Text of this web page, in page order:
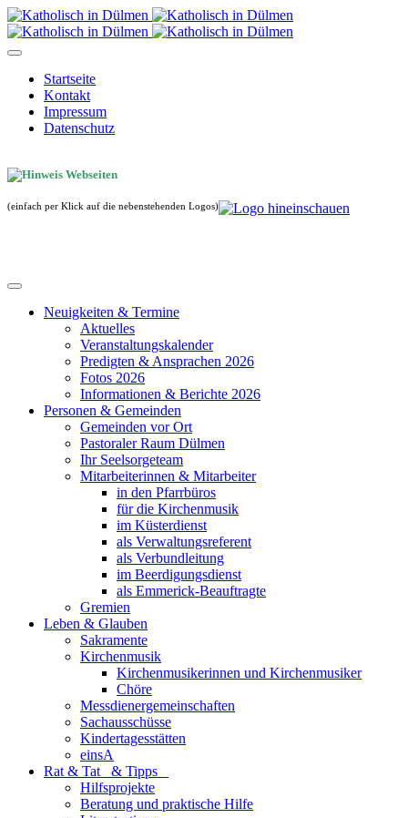
Startseite
Kontakt
Impressum
Datenschutz
(einfach per Klick auf die nebenstehenden Logos)
Neuigkeiten & Termine
Aktuelles
Veranstaltungskalender
Predigten & Ansprachen 2026
Fotos 2026
Informationen & Berichte 2026
Personen & Gemeinden
Gemeinden vor Ort
Pastoraler Raum Dülmen
Ihr Seelsorgeteam
Mitarbeiterinnen & Mitarbeiter
in den Pfarrbüros
für die Kirchenmusik
im Küsterdienst
als Verwaltungsreferent
als Verbundleitung
im Beerdigungsdienst
als Emmerick-Beauftragte
Gremien
Leben & Glauben
Sakramente
Kirchenmusik
Kirchenmusikerinnen und Kirchenmusiker
Chöre
Messdienergemeinschaften
Sachausschüsse
Kindertagesstätten
einsA
Rat & Tat & Tipps
Hilfsprojekte
Beratung und praktische Hilfe